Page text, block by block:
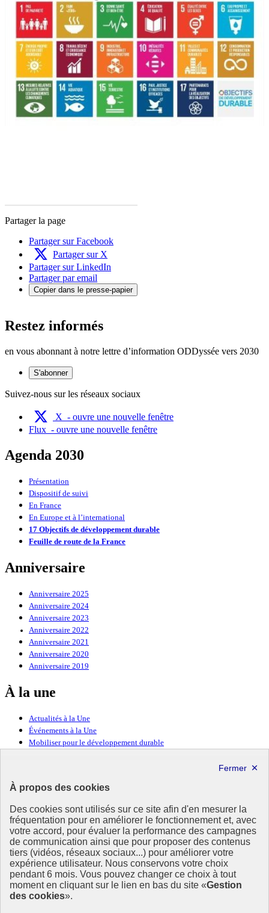
À propos des cookies
Des cookies sont utilisés sur ce site afin d'en mesurer la
fréquentation pour en améliorer le fonctionnement et, avec
votre accord, pour évaluer la performance des campagnes
de communication ainsi que pour proposer des contenus
tiers (vidéos, réseaux sociaux...) pour améliorer votre
expérience utilisateur. Nous conservons votre choix
pendant 6 mois. Vous pouvez changer ce choix à tout
moment en cliquant sur le lien en bas du site «Gestion
des cookies».
Partager la page
Partager sur Facebook
Partager sur X
Partager sur LinkedIn
Partager par email
Copier dans le presse-papier
Restez informés
en vous abonnant à notre lettre d’information ODDyssée vers 2030
S'abonner
Suivez-nous sur les réseaux sociaux
X - ouvre une nouvelle fenêtre
Flux - ouvre une nouvelle fenêtre
Agenda 2030
Présentation
Dispositif de suivi
En France
En Europe et à l’international
17 Objectifs de développement durable
Feuille de route de la France
Anniversaire
Anniversaire 2025
Anniversaire 2024
Anniversaire 2023
Anniversaire 2022
Anniversaire 2021
Anniversaire 2020
Anniversaire 2019
À la une
Actualités à la Une
Événements à la Une
Mobiliser pour le développement durable
Ressources
Ressources
La Méth’ODD
Gouvernement
Ce site propose l’information de référence concernant l’Agenda
2030 et la feuille de route de la France. Il valorise la mobilisation de
tous les acteurs.